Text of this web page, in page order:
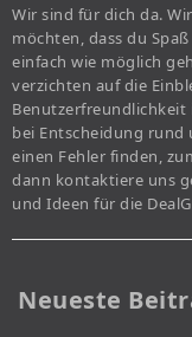
Wir sind für dich da.
möchten, dass du
einfach wie möglich
verzichten auf die
bei Entscheidung rund
einen Fehler finden,
dann kontaktiere uns
und Ideen für die
Neueste